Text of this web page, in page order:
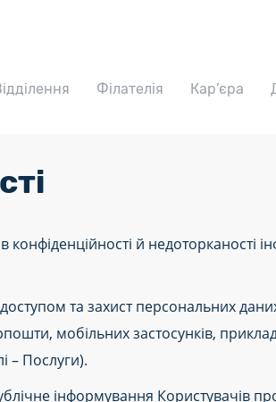
Філателія Кар’єра
й недоторканості
та захист персональних
мобільних застосунків,
– Послуги).
інформування Користувачів